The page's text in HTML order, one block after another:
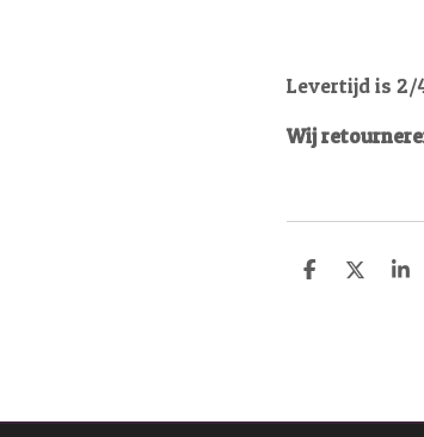
Levertijd is 2/
Wij
D
D
S